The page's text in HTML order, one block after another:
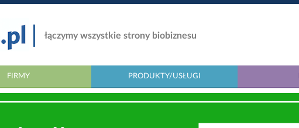
łączymy wszystkie strony biobiznesu
FIRMY PRODUKTY/USŁUGI